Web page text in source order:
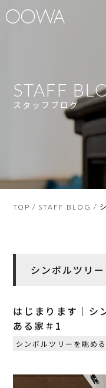
STAFF
スタッフブログ
TOP / STAFF BLOG /
シンボルツリ
はじまります｜シ
ある家＃1
シンボルツリーを眺め